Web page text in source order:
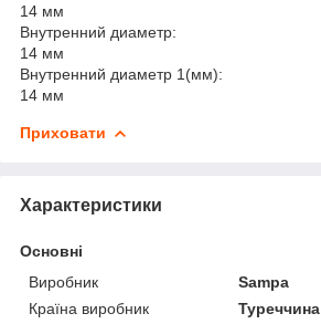
14 мм
Внутренний диаметр:
14 мм
Внутренний диаметр 1(мм):
14 мм
Приховати
Характеристики
Основні
Виробник
Sampa
Країна виробник
Туреччина